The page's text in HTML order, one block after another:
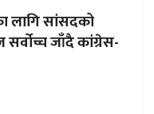
लागि सांसदको
जाँदै कांग्रेस-